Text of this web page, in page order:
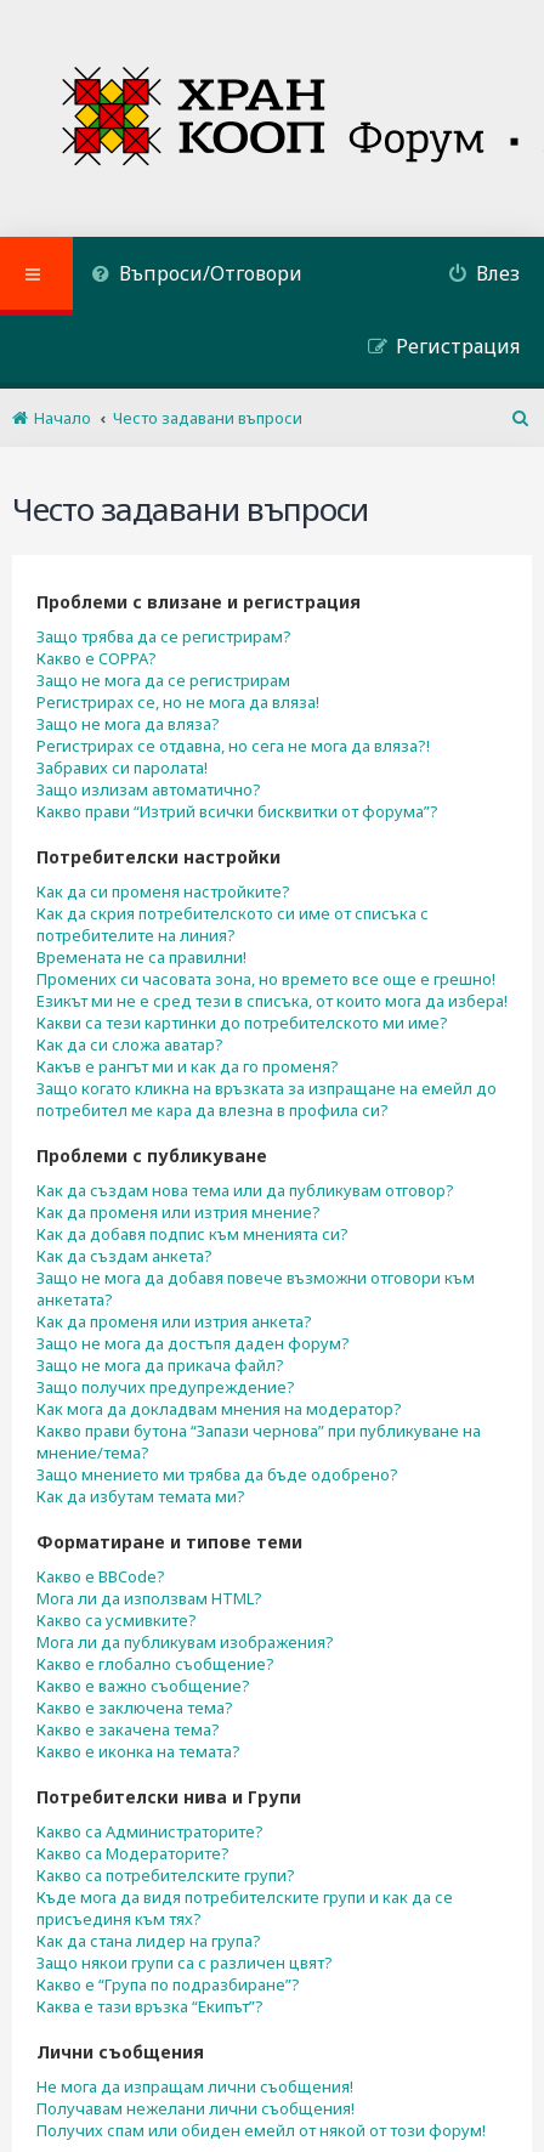
Въпроси/Отговори Влез
Регистрация
Начало
Често задавани въпроси
Често задавани въпроси
Проблеми с влизане и регистрация
Защо трябва да се регистрирам?
Какво е COPPA?
Защо не мога да се регистрирам
Регистрирах се, но не мога да вляза!
Защо не мога да вляза?
Регистрирах се отдавна, но сега не мога да вляза?!
Забравих си паролата!
Защо излизам автоматично?
Какво прави “Изтрий всички бисквитки от форума”?
Потребителски настройки
Как да си променя настройките?
Как да скрия потребителското си име от списъка с
потребителите на линия?
Времената не са правилни!
Промених си часовата зона, но времето все още е грешно!
Езикът ми не е сред тези в списъка, от които мога да избера!
Какви са тези картинки до потребителското ми име?
Как да си сложа аватар?
Какъв е рангът ми и как да го променя?
Защо когато кликна на връзката за изпращане на емейл до
потребител ме кара да влезна в профила си?
Проблеми с публикуване
Как да създам нова тема или да публикувам отговор?
Как да променя или изтрия мнение?
Как да добавя подпис към мненията си?
Как да създам анкета?
Защо не мога да добавя повече възможни отговори към
анкетата?
Как да променя или изтрия анкета?
Защо не мога да достъпя даден форум?
Защо не мога да прикача файл?
Защо получих предупреждение?
Как мога да докладвам мнения на модератор?
Какво прави бутона “Запази чернова” при публикуване на
мнение/тема?
Защо мнението ми трябва да бъде одобрено?
Как да избутам темата ми?
Форматиране и типове теми
Какво е BBCode?
Мога ли да използвам HTML?
Какво са усмивките?
Мога ли да публикувам изображения?
Какво е глобално съобщение?
Какво е важно съобщение?
Какво е заключена тема?
Какво е закачена тема?
Какво е иконка на темата?
Потребителски нива и Групи
Какво са Администраторите?
Какво са Модераторите?
Какво са потребителските групи?
Къде мога да видя потребителските групи и как да се
присъединя към тях?
Как да стана лидер на група?
Защо някои групи са с различен цвят?
Какво е “Група по подразбиране”?
Каква е тази връзка “Екипът”?
Лични съобщения
Не мога да изпращам лични съобщения!
Получавам нежелани лични съобщения!
Получих спам или обиден емейл от някой от този форум!